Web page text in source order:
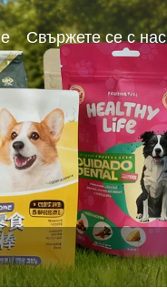
Свържете се с нас